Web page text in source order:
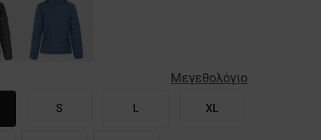
Μεγεθολόγιο
S L XL